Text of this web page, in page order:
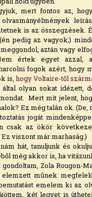
mert fontos az,
is az összegzések.
pedig az vagyok;)
aztán vagy
értek egyet azzal,
fogok azért, hogy
is, hogy Voltaire-től
olyan sokat idézett,
Mert mit jelent,
Ez még talán ok.
jogát
csak az ökör
viszont már marhaság.)
hát, tanuljunk és
még akkor is, ha
Zola Rougon-
elemzett műnek megfelelő
emelem ki az
két legyet is